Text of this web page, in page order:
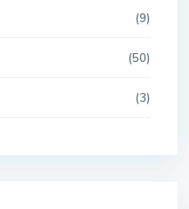
(9)
(50)
(3)